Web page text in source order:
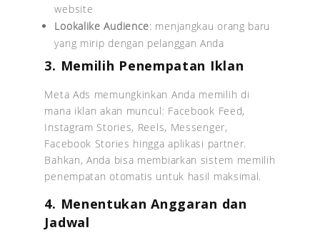
website
Lookalike Audience: menjangkau orang baru
yang mirip dengan pelanggan Anda
3. Memilih Penempatan Iklan
Meta Ads memungkinkan Anda memilih di
mana iklan akan muncul: Facebook Feed,
Instagram Stories, Reels, Messenger,
Facebook Stories hingga aplikasi partner.
Bahkan, Anda bisa membiarkan sistem memilih
penempatan otomatis untuk hasil maksimal.
4. Menentukan Anggaran dan
Jadwal